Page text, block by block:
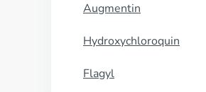
Augmentin
Hydroxychloroquin
Flagyl